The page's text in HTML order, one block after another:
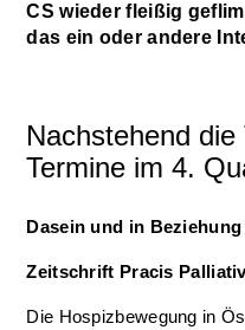
CS wieder fleißig
das ein oder andere
Nachstehend
Termine im 4.
Dasein und in
Zeitschrift Pracis
Die Hospizbewegung in